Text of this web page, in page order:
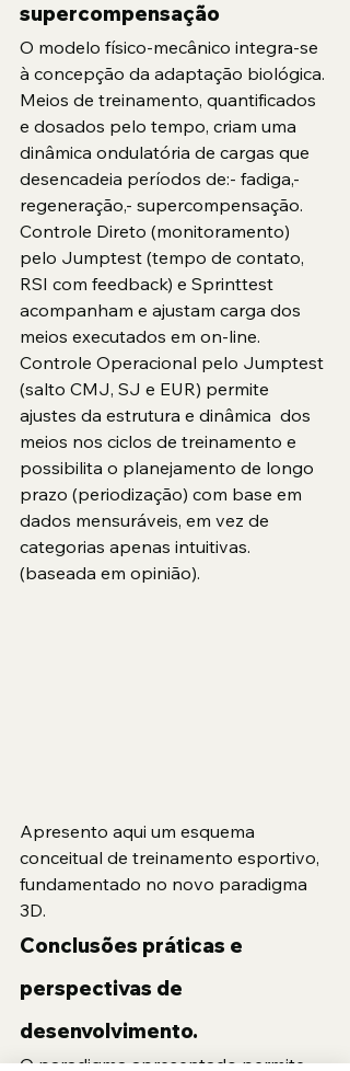
supercompensação
O modelo físico-mecânico integra-se
à concepção da adaptação biológica.
Meios de treinamento, quantificados
e dosados pelo tempo, criam uma
dinâmica ondulatória de cargas que
desencadeia períodos de:- fadiga,-
regeneração,- supercompensação.
Controle Direto (monitoramento)
pelo Jumptest (tempo de contato,
RSI com feedback) e Sprinttest
acompanham e ajustam carga dos
meios executados em on-line.
Controle Operacional pelo Jumptest
(salto CMJ, SJ e EUR) permite
ajustes da estrutura e dinâmica  dos
meios nos ciclos de treinamento e
possibilita o planejamento de longo
prazo (periodização) com base em
dados mensuráveis, em vez de
categorias apenas intuitivas.
(baseada em opinião).
Apresento aqui um esquema
conceitual de treinamento esportivo,
fundamentado no novo paradigma
3D.
Conclusões práticas e
perspectivas de
desenvolvimento.
O paradigma apresentado permite